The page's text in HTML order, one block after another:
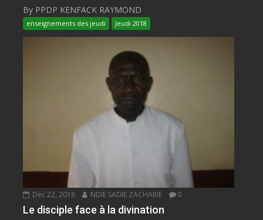
By PPDP KENFACK RAYMOND
enseignements des jeudi Jeudi 2018
Déc 22, 2018 NDIE SADIE ZACHARIE 0
Le disciple face à la divination